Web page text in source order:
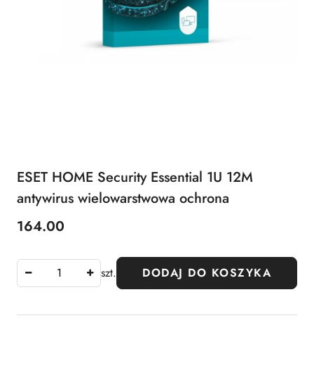
ESET HOME Security Essential 1U 12M
antywirus wielowarstwowa ochrona
Cena:
164.00
szt. DODAJ DO KOSZYKA